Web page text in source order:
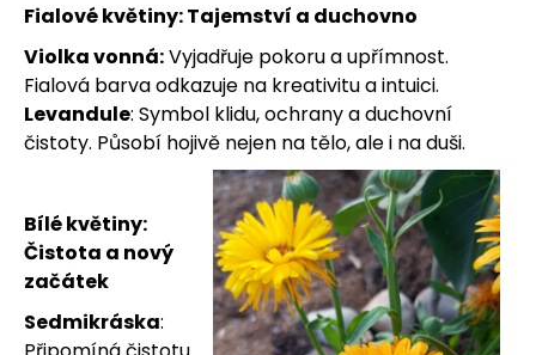
Fialové květiny: Tajemství a duchovno
Violka vonná:Vyjadřuje pokoru a upřímnost.
Fialová barva odkazuje na kreativitu a intuici.
Levandule: Symbol klidu, ochrany a duchovní
čistoty. Působí hojivě nejen na tělo, ale i na duši.
Bílé květiny:
Čistota a nový
začátek
Sedmikráska: